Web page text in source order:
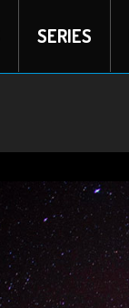
SERIES